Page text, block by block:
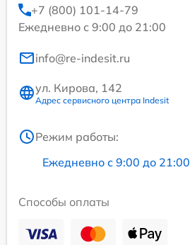
+7 (800) 101-14-79
Ежедневно с 9:00 до 21:00
info@re-indesit.ru
ул. Кирова, 142
Адрес сервисного центра Indesit
Режим работы:
Ежедневно с 9:00 до 21:00
Способы оплаты